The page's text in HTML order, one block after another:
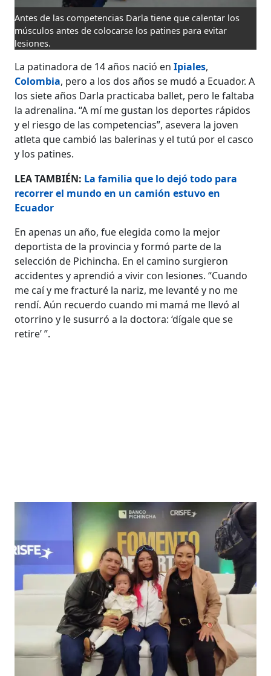
Antes de las competencias Darla tiene que calentar los
músculos antes de colocarse los patines para evitar
lesiones.
La patinadora de 14 años nació enIpiales,
Colombia, pero a los dos años se mudó a Ecuador. A
los siete años Darla practicaba ballet, pero le faltaba
la adrenalina. “A mí me gustan los deportes rápidos
y el riesgo de las competencias”, asevera la joven
atleta que cambió las balerinas y el tutú por el casco
y los patines.
LEA TAMBIÉN: La familia que lo dejó todo para
recorrer el mundo en un camión estuvo en
Ecuador
En apenas un año, fue elegida como la mejor
deportista de la provincia y formó parte de la
selección de Pichincha. En el camino surgieron
accidentes y aprendió a vivir con lesiones. “Cuando
me caí y me fracturé la nariz, me levanté y no me
rendí. Aún recuerdo cuando mi mamá me llevó al
otorrino y le susurró a la doctora: ‘dígale que se
retire’ ”.